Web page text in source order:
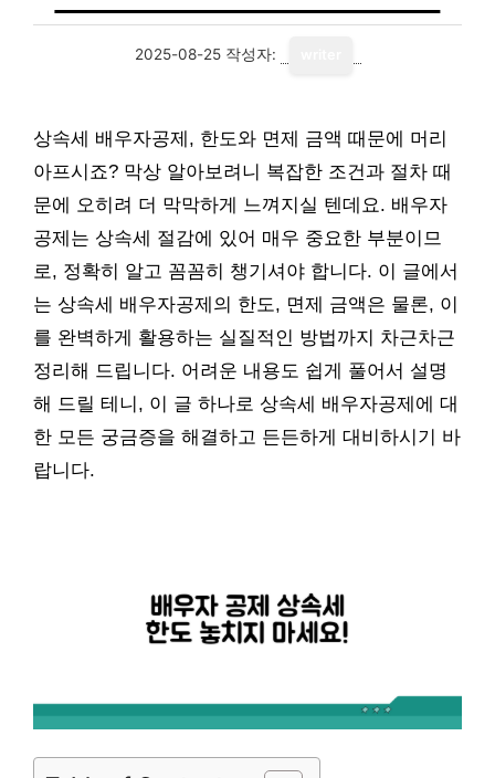
2025-08-25 작성자:
상속세 배우자공제, 한도와 면제 금액 때문에 머리
아프시죠? 막상 알아보려니 복잡한 조건과 절차 때
문에 오히려 더 막막하게 느껴지실 텐데요. 배우자
공제는 상속세 절감에 있어 매우 중요한 부분이므
로, 정확히 알고 꼼꼼히 챙기셔야 합니다. 이 글에서
는 상속세 배우자공제의 한도, 면제 금액은 물론, 이
를 완벽하게 활용하는 실질적인 방법까지 차근차근
정리해 드립니다. 어려운 내용도 쉽게 풀어서 설명
해 드릴 테니, 이 글 하나로 상속세 배우자공제에 대
한 모든 궁금증을 해결하고 든든하게 대비하시기 바
랍니다.